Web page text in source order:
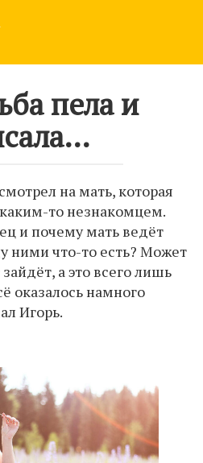
пела и
на мать, которая
то незнакомцем.
и почему мать ведёт
ними что-то есть? Может
а это всего лишь
оказалось намного
Игорь.